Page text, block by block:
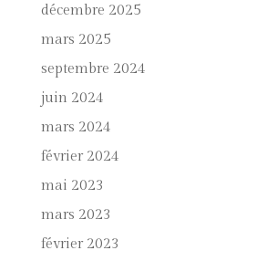
décembre 2025
mars 2025
septembre 2024
juin 2024
mars 2024
février 2024
mai 2023
mars 2023
février 2023